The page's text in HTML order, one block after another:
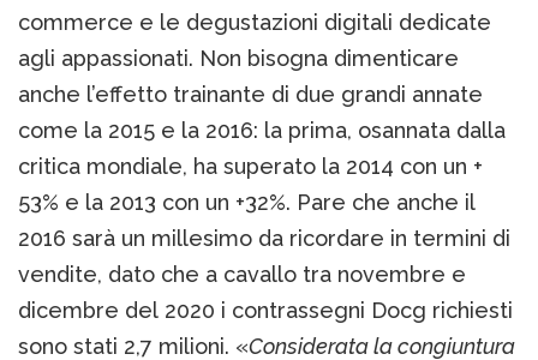
commerce e le degustazioni digitali dedicate
agli appassionati. Non bisogna dimenticare
anche l’effetto trainante di due grandi annate
come la 2015 e la 2016: la prima, osannata dalla
critica mondiale, ha superato la 2014 con un +
53% e la 2013 con un +32%. Pare che anche il
2016 sarà un millesimo da ricordare in termini di
vendite, dato che a cavallo tra novembre e
dicembre del 2020 i contrassegni Docg richiesti
sono stati 2,7 milioni. «Considerata la congiuntura